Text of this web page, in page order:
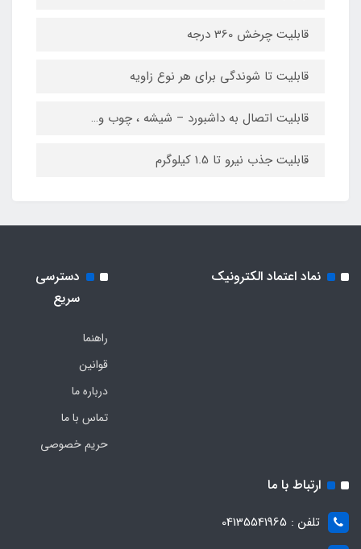
قابلیت چرخش 360 درجه
قابلیت تا شوندگی برای هر نوع زاویه
قابلیت اتصال به داشبورد – شیشه ، چوب و…
قابلیت جذب نیرو تا 1.5 کیلوگرم
نماد اعتماد الکترونیک
دسترسی
سریع
راهنما
قوانین
درباره ما
تماس با ما
حریم خصوصی
ارتباط با ما
تلفن : 04135541965